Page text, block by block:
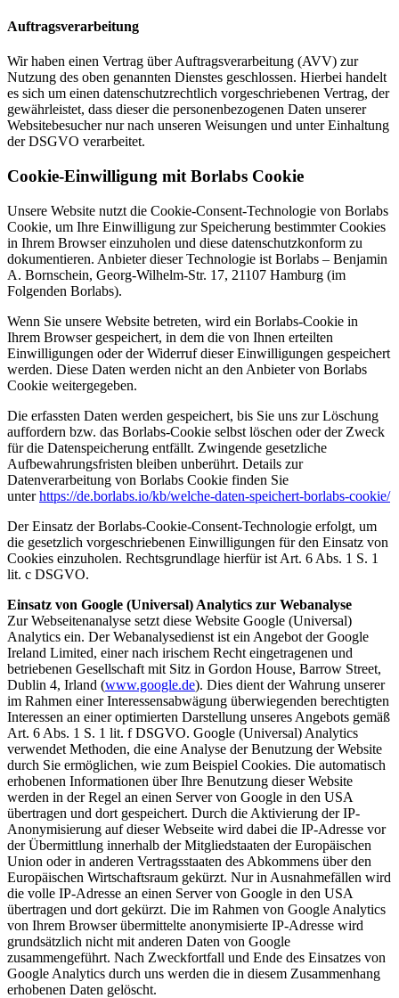
Auftragsverarbeitung
Wir haben einen Vertrag über Auftragsverarbeitung (AVV) zur
Nutzung des oben genannten Dienstes geschlossen. Hierbei handelt
es sich um einen datenschutzrechtlich vorgeschriebenen Vertrag, der
gewährleistet, dass dieser die personenbezogenen Daten unserer
Websitebesucher nur nach unseren Weisungen und unter Einhaltung
der DSGVO verarbeitet.
Cookie-Einwilligung mit Borlabs Cookie
Unsere Website nutzt die Cookie-Consent-Technologie von Borlabs
Cookie, um Ihre Einwilligung zur Speicherung bestimmter Cookies
in Ihrem Browser einzuholen und diese datenschutzkonform zu
dokumentieren. Anbieter dieser Technologie ist Borlabs – Benjamin
A. Bornschein, Georg-Wilhelm-Str. 17, 21107 Hamburg (im
Folgenden Borlabs).
Wenn Sie unsere Website betreten, wird ein Borlabs-Cookie in
Ihrem Browser gespeichert, in dem die von Ihnen erteilten
Einwilligungen oder der Widerruf dieser Einwilligungen gespeichert
werden. Diese Daten werden nicht an den Anbieter von Borlabs
Cookie weitergegeben.
Die erfassten Daten werden gespeichert, bis Sie uns zur Löschung
auffordern bzw. das Borlabs-Cookie selbst löschen oder der Zweck
für die Datenspeicherung entfällt. Zwingende gesetzliche
Aufbewahrungsfristen bleiben unberührt. Details zur
Datenverarbeitung von Borlabs Cookie finden Sie
unterhttps://de.borlabs.io/kb/welche-daten-speichert-borlabs-cookie/
Der Einsatz der Borlabs-Cookie-Consent-Technologie erfolgt, um
die gesetzlich vorgeschriebenen Einwilligungen für den Einsatz von
Cookies einzuholen. Rechtsgrundlage hierfür ist Art. 6 Abs. 1 S. 1
lit. c DSGVO.
Einsatz von Google (Universal) Analytics zur Webanalyse
Zur Webseitenanalyse setzt diese Website Google (Universal)
Analytics ein. Der Webanalysedienst ist ein Angebot der Google
Ireland Limited, einer nach irischem Recht eingetragenen und
betriebenen Gesellschaft mit Sitz in Gordon House, Barrow Street,
Dublin 4, Irland (www.google.de). Dies dient der Wahrung unserer
im Rahmen einer Interessensabwägung überwiegenden berechtigten
Interessen an einer optimierten Darstellung unseres Angebots gemäß
Art. 6 Abs. 1 S. 1 lit. f DSGVO. Google (Universal) Analytics
verwendet Methoden, die eine Analyse der Benutzung der Website
durch Sie ermöglichen, wie zum Beispiel Cookies. Die automatisch
erhobenen Informationen über Ihre Benutzung dieser Website
werden in der Regel an einen Server von Google in den USA
übertragen und dort gespeichert. Durch die Aktivierung der IP-
Anonymisierung auf dieser Webseite wird dabei die IP-Adresse vor
der Übermittlung innerhalb der Mitgliedstaaten der Europäischen
Union oder in anderen Vertragsstaaten des Abkommens über den
Europäischen Wirtschaftsraum gekürzt. Nur in Ausnahmefällen wird
die volle IP-Adresse an einen Server von Google in den USA
übertragen und dort gekürzt. Die im Rahmen von Google Analytics
von Ihrem Browser übermittelte anonymisierte IP-Adresse wird
grundsätzlich nicht mit anderen Daten von Google
zusammengeführt. Nach Zweckfortfall und Ende des Einsatzes von
Google Analytics durch uns werden die in diesem Zusammenhang
erhobenen Daten gelöscht.